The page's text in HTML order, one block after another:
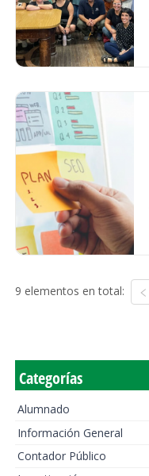
9 elementos en total:
Categorías
Alumnado
Información General
Contador Público